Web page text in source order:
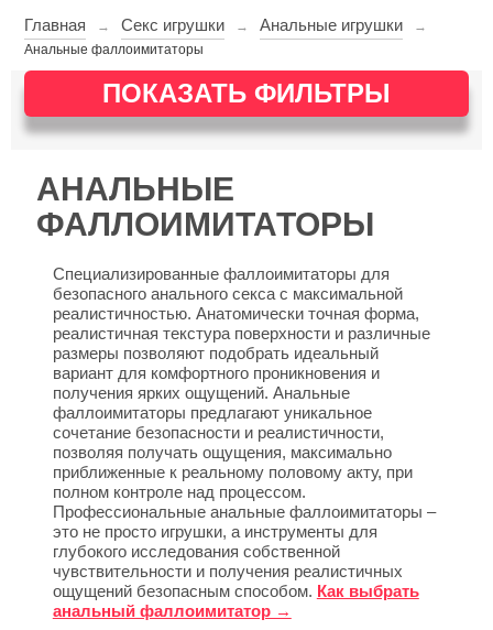
Главная → Секс игрушки → Анальные игрушки
→
Анальные фаллоимитаторы
ПОКАЗАТЬ ФИЛЬТРЫ
АНАЛЬНЫЕ
ФАЛЛОИМИТАТОРЫ
Специализированные фаллоимитаторы для
безопасного анального секса с максимальной
реалистичностью. Анатомически точная форма,
реалистичная текстура поверхности и различные
размеры позволяют подобрать идеальный
вариант для комфортного проникновения и
получения ярких ощущений. Анальные
фаллоимитаторы предлагают уникальное
сочетание безопасности и реалистичности,
позволяя получать ощущения, максимально
приближенные к реальному половому акту, при
полном контроле над процессом.
Профессиональные анальные фаллоимитаторы –
это не просто игрушки, а инструменты для
глубокого исследования собственной
чувствительности и получения реалистичных
ощущений безопасным способом. Как выбрать
анальный фаллоимитатор →